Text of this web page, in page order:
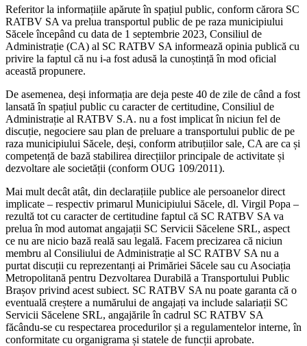
Referitor la informațiile apărute în spațiul public, conform cărora SC
RATBV SA va prelua transportul public de pe raza municipiului
Săcele începând cu data de 1 septembrie 2023, Consiliul de
Administrație (CA) al SC RATBV SA informează opinia publică cu
privire la faptul că nu i-a fost adusă la cunoștință în mod oficial
această propunere.
De asemenea, deși informația are deja peste 40 de zile de când a fost
lansată în spațiul public cu caracter de certitudine, Consiliul de
Administrație al RATBV S.A. nu a fost implicat în niciun fel de
discuție, negociere sau plan de preluare a transportului public de pe
raza municipiului Săcele, deși, conform atribuțiilor sale, CA are ca și
competență de bază stabilirea direcțiilor principale de activitate și
dezvoltare ale societății (conform OUG 109/2011).
Mai mult decât atât, din declarațiile publice ale persoanelor direct
implicate – respectiv primarul Municipiului Săcele, dl. Virgil Popa –
rezultă tot cu caracter de certitudine faptul că SC RATBV SA va
prelua în mod automat angajații SC Servicii Săcelene SRL, aspect
ce nu are nicio bază reală sau legală. Facem precizarea că niciun
membru al Consiliului de Administrație al SC RATBV SA nu a
purtat discuții cu reprezentanți ai Primăriei Săcele sau cu Asociația
Metropolitană pentru Dezvoltarea Durabilă a Transportului Public
Brașov privind acest subiect. SC RATBV SA nu poate garanta că o
eventuală creștere a numărului de angajați va include salariații SC
Servicii Săcelene SRL, angajările în cadrul SC RATBV SA
făcându-se cu respectarea procedurilor și a regulamentelor interne, în
conformitate cu organigrama și statele de funcții aprobate.